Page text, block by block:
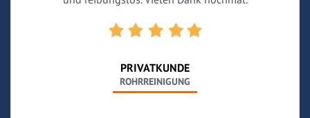
PRIVATKUNDE
ROHRREINIGUNG